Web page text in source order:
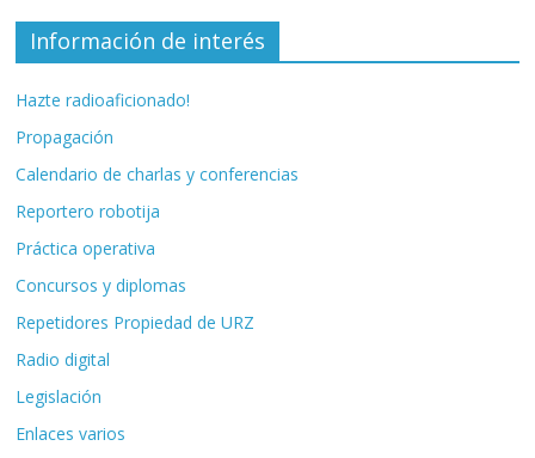
Información de interés
Hazte radioaficionado!
Propagación
Calendario de charlas y conferencias
Reportero robotija
Práctica operativa
Concursos y diplomas
Repetidores Propiedad de URZ
Radio digital
Legislación
Enlaces varios